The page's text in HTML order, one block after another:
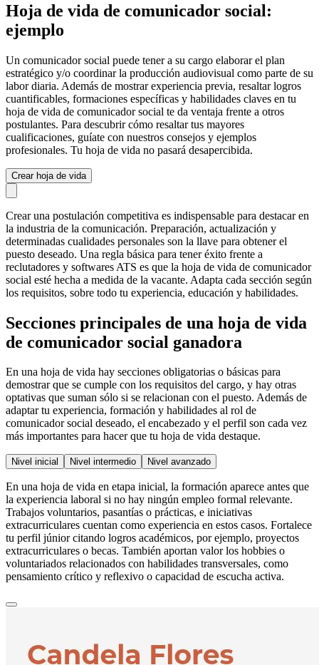
Hoja de vida de comunicador social:
ejemplo
Un comunicador social puede tener a su cargo elaborar el plan
estratégico y/o coordinar la producción audiovisual como parte de su
labor diaria. Además de mostrar experiencia previa, resaltar logros
cuantificables, formaciones específicas y habilidades claves en tu
hoja de vida de comunicador social te da ventaja frente a otros
postulantes. Para descubrir cómo resaltar tus mayores
cualificaciones, guíate con nuestros consejos y ejemplos
profesionales. Tu hoja de vida no pasará desapercibida.
Crear hoja de vida
Crear una postulación competitiva es indispensable para destacar en
la industria de la comunicación. Preparación, actualización y
determinadas cualidades personales son la llave para obtener el
puesto deseado. Una regla básica para tener éxito frente a
reclutadores y softwares ATS es que la hoja de vida de comunicador
social esté hecha a medida de la vacante. Adapta cada sección según
los requisitos, sobre todo tu experiencia, educación y habilidades.
Secciones principales de una hoja de vida
de comunicador social ganadora
En una hoja de vida hay secciones obligatorias o básicas para
demostrar que se cumple con los requisitos del cargo, y hay otras
optativas que suman sólo si se relacionan con el puesto. Además de
adaptar tu experiencia, formación y habilidades al rol de
comunicador social deseado, el encabezado y el perfil son cada vez
más importantes para hacer que tu hoja de vida destaque.
Nivel inicial Nivel intermedio Nivel avanzado
En una hoja de vida en etapa inicial, la formación aparece antes que
la experiencia laboral si no hay ningún empleo formal relevante.
Trabajos voluntarios, pasantías o prácticas, e iniciativas
extracurriculares cuentan como experiencia en estos casos. Fortalece
tu perfil júnior citando logros académicos, por ejemplo, proyectos
extracurriculares o becas. También aportan valor los hobbies o
voluntariados relacionados con habilidades transversales, como
pensamiento crítico y reflexivo o capacidad de escucha activa.